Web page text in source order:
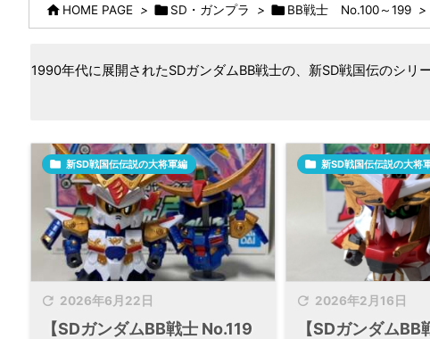
 HOME PAGE > SD・ガンプラ > BB戦士 No.100～199 >
1990年代に展開されたSDガンダムBB戦士の、新SD戦国伝のシ
 2026年6月22日
 新SD戦国伝伝説の大将軍編
【SDガンダムBB戦士 No.119
 2026年2月16日
 新SD戦国伝伝説の大将
【SDガンダムBB